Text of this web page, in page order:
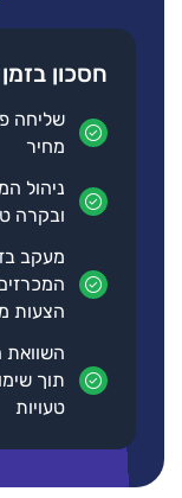
חסכון
שליחה
מחיר
ניהול
ובקרה
מעקב
הצעות
תוך
טעויות